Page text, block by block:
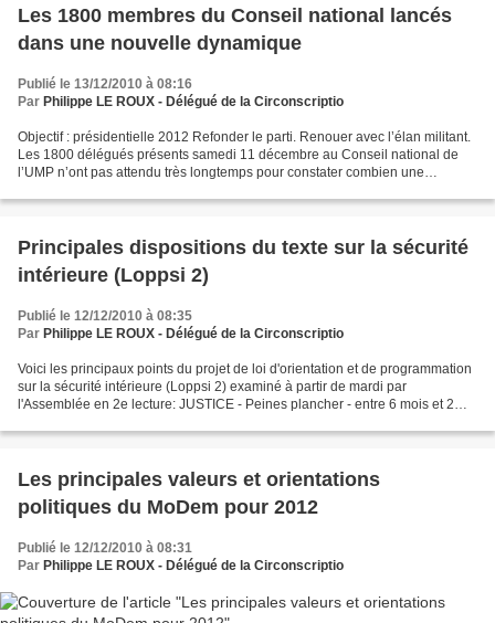
Les 1800 membres du Conseil national lancés
dans une nouvelle dynamique
Publié le 13/12/2010 à 08:16
Par Philippe LE ROUX - Délégué de la Circonscriptio
Objectif : présidentielle 2012 Refonder le parti. Renouer avec l’élan militant.
Les 1800 délégués présents samedi 11 décembre au Conseil national de
l’UMP n’ont pas attendu très longtemps pour constater combien une
Principales dispositions du texte sur la sécurité
intérieure (Loppsi 2)
Publié le 12/12/2010 à 08:35
Par Philippe LE ROUX - Délégué de la Circonscriptio
Voici les principaux points du projet de loi d'orientation et de programmation
sur la sécurité intérieure (Loppsi 2) examiné à partir de mardi par
l'Assemblée en 2e lecture: JUSTICE - Peines plancher - entre 6 mois et 2
Les principales valeurs et orientations
politiques du MoDem pour 2012
Publié le 12/12/2010 à 08:31
Par Philippe LE ROUX - Délégué de la Circonscriptio